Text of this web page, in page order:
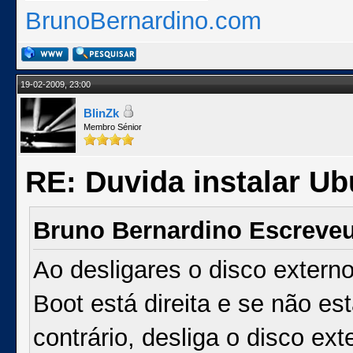
BrunoBernardino.com
19-02-2009, 23:00
BlinZk
Membro Sénior
RE: Duvida instalar
Bruno Bernardino
Ao desligares o disco
Boot está direita e se não
contrário, desliga o disco